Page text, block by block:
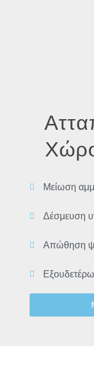
Μείωση
Δέσμευση
Απώθηση